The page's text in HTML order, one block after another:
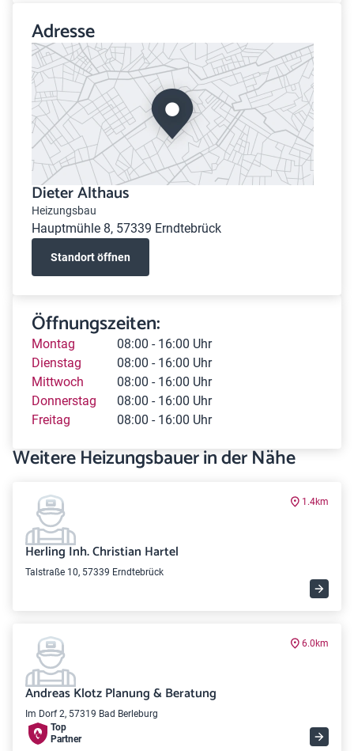
Adresse
Dieter Althaus
Heizungsbau
Hauptmühle 8, 57339 Erndtebrück
Standort öffnen
Öffnungszeiten:
Montag
08:00 - 16:00 Uhr
Dienstag
08:00 - 16:00 Uhr
Mittwoch
08:00 - 16:00 Uhr
Donnerstag
08:00 - 16:00 Uhr
Freitag
08:00 - 16:00 Uhr
Weitere Heizungsbauer in der Nähe
1.4km
Herling Inh. Christian Hartel
Talstraße 10, 57339 Erndtebrück
6.0km
Andreas Klotz Planung & Beratung
Im Dorf 2, 57319 Bad Berleburg
Top
Partner